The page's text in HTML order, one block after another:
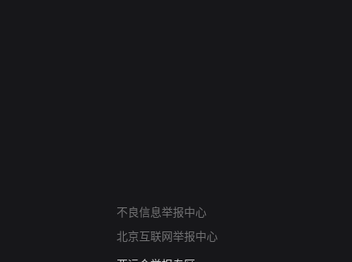
不良信息举报中心
北京互联网举报中心
算法推荐专项举报